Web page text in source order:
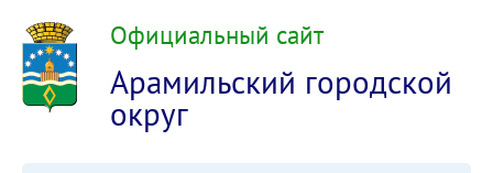
Официальный сайт
Арамильский городской
округ